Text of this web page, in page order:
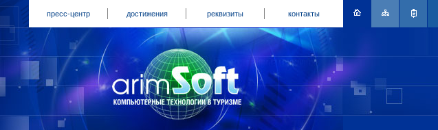
пресс-центр достижения реквизиты контакты